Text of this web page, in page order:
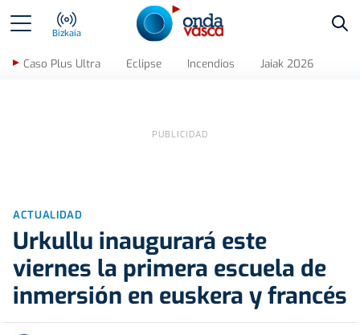
Bizkaia
Caso Plus Ultra Eclipse Incendios Jaiak 2026
ACTUALIDAD
Urkullu inaugurará este
viernes la primera escuela de
inmersión en euskera y francés